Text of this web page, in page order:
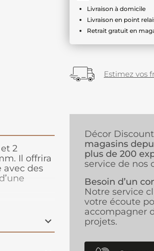
Livraison à domicile
Livraison en point
Retrait gratuit en
Estimez vos
2
Il offrira
avec des
Décor
magasins
plus de 200
service de nos
Besoin d’un
Notre service
votre écoute
accompagner
projets.